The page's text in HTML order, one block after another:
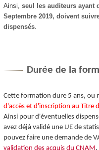
Ainsi, seul les auditeurs ayant
Septembre 2019, doivent
dispensés.
Durée de la
Cette formation dure 5 ans, ou
d'accès et d'inscription au Titre
Ainsi pour d'éventuelles
avez déjà validé une UE de
pouvez faire une demande de
validation des acquis du CNAM .